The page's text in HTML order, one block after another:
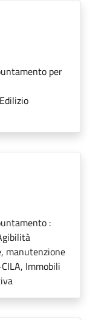
per
:
manutenzione
Immobili